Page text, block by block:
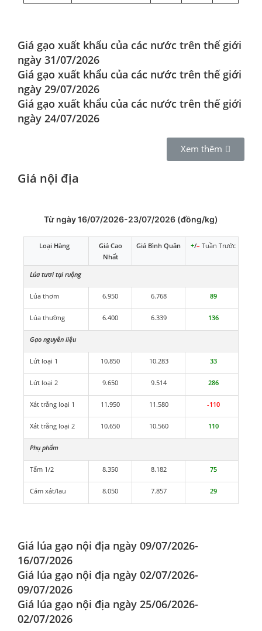
Giá gạo xuất khẩu của các nước trên thế giới
ngày 31/07/2026
Giá gạo xuất khẩu của các nước trên thế giới
ngày 29/07/2026
Giá gạo xuất khẩu của các nước trên thế giới
ngày 24/07/2026
Xem thêm
Giá nội địa
Từ ngày 16/07/2026-23/07/2026 (đồng/kg)
Loại Hàng
Giá Cao
Nhất
Giá Bình Quân +/– Tuần Trước
Lúa tươi tại ruộng
Lúa thơm 6.950 6.768 89
Lúa thường 6.400 6.339 136
Gạo nguyên liệu
Lứt loại 1 10.850 10.283 33
Lứt loại 2 9.650 9.514 286
Xát trắng loại 1 11.950 11.580 -110
Xát trắng loại 2 10.650 10.560 110
Phụ phẩm
Tấm 1/2 8.350 8.182 75
Cám xát/lau 8.050 7.857 29
Giá lúa gạo nội địa ngày 09/07/2026-
16/07/2026
Giá lúa gạo nội địa ngày 02/07/2026-
09/07/2026
Giá lúa gạo nội địa ngày 25/06/2026-
02/07/2026